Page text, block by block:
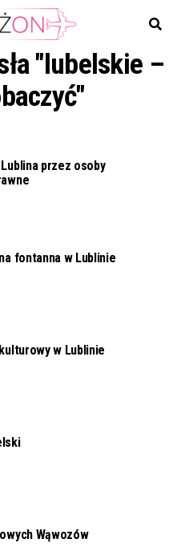
"lubelskie –
przez osoby
fontanna w Lublinie
w Lublinie
Wąwozów